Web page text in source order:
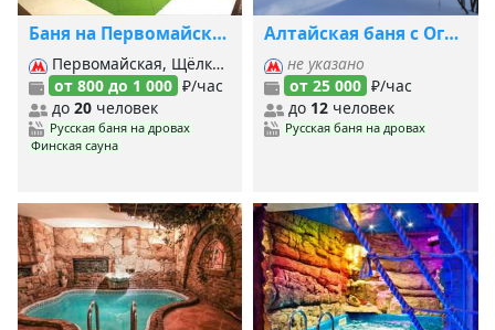
Баня на Первомайской
Первомайская, Щёлковская, Измайловская,
от 800 до 1 000 ₽/час
до 20 человек
Русская баня на дровах
Финская сауна
Алтайская баня с Огнияром
не указано
от 25 000 ₽/час
до 12человек
Русская баня на дровах